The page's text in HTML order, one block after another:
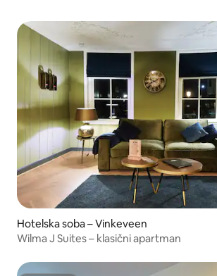
Hotelska soba – Vinkeveen
Wilma J Suites – klasični apartman